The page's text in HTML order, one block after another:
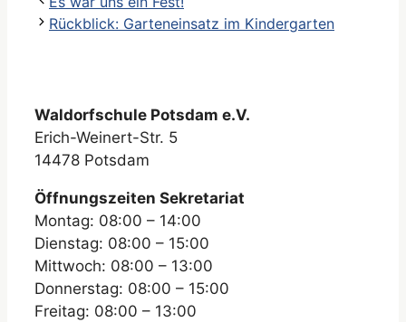
Rückblick: Garteneinsatz im Kindergarten
Waldorfschule Potsdam e.V.
Erich-Weinert-Str. 5
14478 Potsdam
Öffnungszeiten Sekretariat
Montag: 08:00 – 14:00
Dienstag: 08:00 – 15:00
Mittwoch: 08:00 – 13:00
Donnerstag: 08:00 – 15:00
Freitag: 08:00 – 13:00